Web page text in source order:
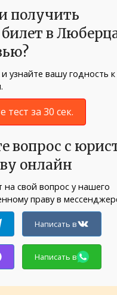
получить
в
узнайте вашу годность к
тест за 30 сек.
вопрос с
онлайн
на свой вопрос у нашего
праву в
Написать в
Написать в